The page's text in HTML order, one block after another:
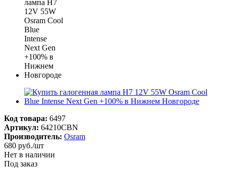
Код товара: 6497
Артикул: 64210CBN
Производитель: Osram
680 руб./шт
Нет в наличии
Под заказ